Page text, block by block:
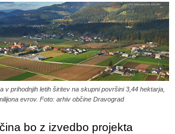
v prihodnjih letih širitev na skupni površini 3,44 hektarja,
evrov. Foto: arhiv občine Dravograd
bo z izvedbo projekta